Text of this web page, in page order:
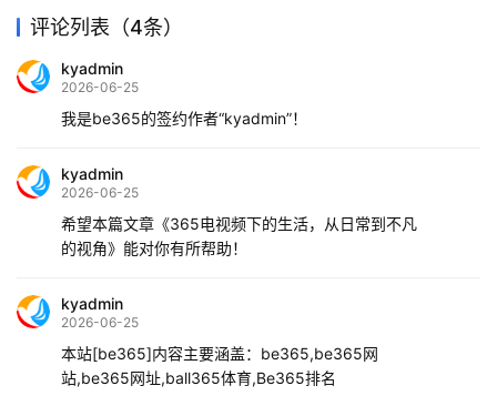
评论列表（4条）
kyadmin
2026-06-25
我是be365的签约作者“kyadmin”！
kyadmin
2026-06-25
希望本篇文章《365电视频下的生活，从日常到不凡
的视角》能对你有所帮助！
kyadmin
2026-06-25
本站[be365]内容主要涵盖：be365,be365网
站,be365网址,ball365体育,Be365排名